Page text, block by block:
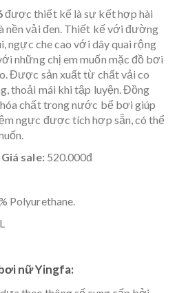
được thiết kế là sự kết hợp hài
nền vải đen. Thiết kế với đường
ngực che cao với dây quai rộng
những chị em muốn mặc đồ bơi
Được sản xuất từ chất vải co
thoải mái khi tập luyện. Đồng
chất trong nước bể bơi giúp
ngực được tích hợp sẵn, có thể
Giá sale:520.000đ
Polyurethane.
nữ Yingfa: